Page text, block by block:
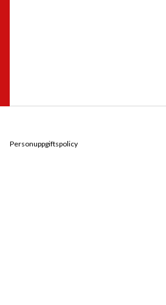
Personuppgiftspolicy